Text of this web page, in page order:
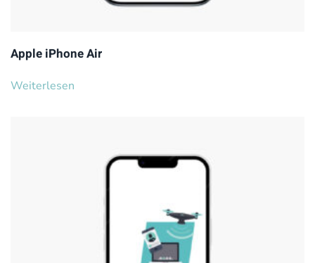
Apple iPhone Air
Weiterlesen